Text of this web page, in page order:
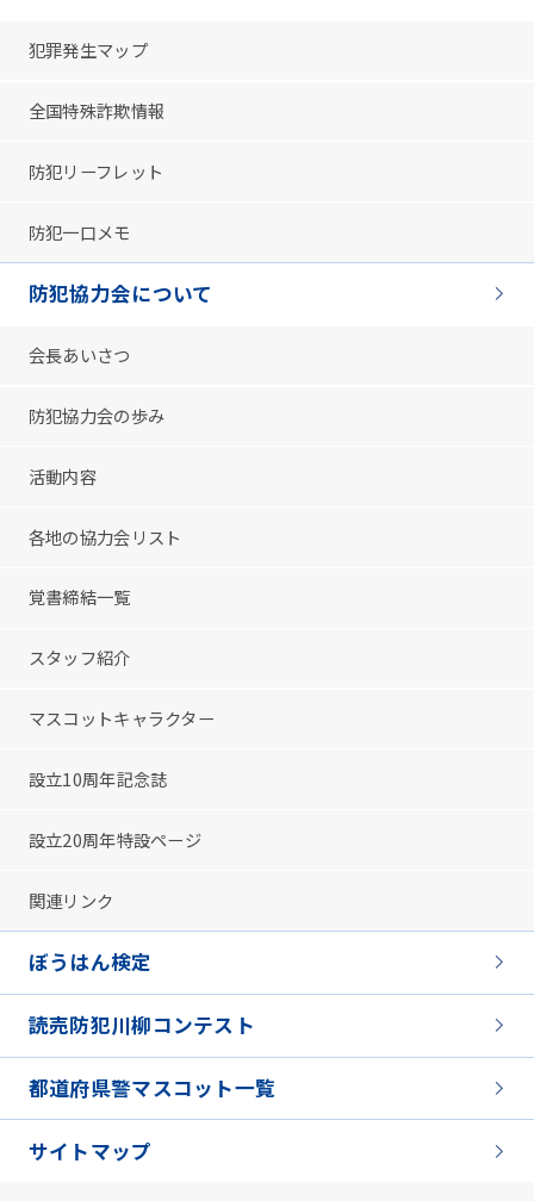
犯罪発生マップ
全国特殊詐欺情報
防犯リーフレット
防犯一口メモ
防犯協力会について
会長あいさつ
防犯協力会の歩み
活動内容
各地の協力会リスト
覚書締結一覧
スタッフ紹介
マスコットキャラクター
設立10周年記念誌
設立20周年特設ページ
関連リンク
ぼうはん検定
読売防犯川柳コンテスト
都道府県警マスコット一覧
サイトマップ